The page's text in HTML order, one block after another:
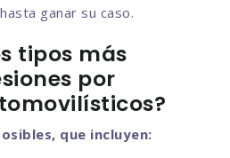
ganar su caso.
tipos más
por
que incluyen: